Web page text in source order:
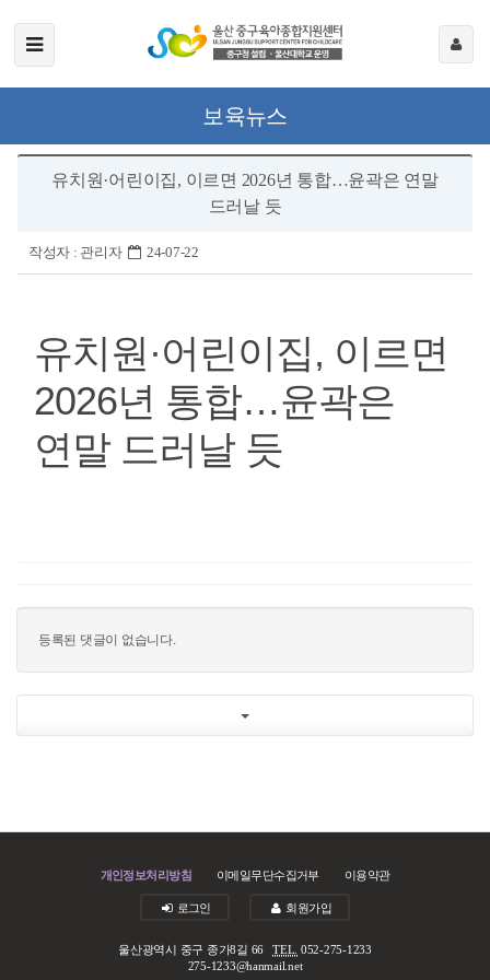
보육뉴스
유치원·어린이집, 이르면 2026년 통합…윤곽은 연말
드러날 듯
작성자 : 관리자 24-07-22
유치원·어린이집, 이르면
2026년 통합…윤곽은
연말 드러날 듯
등록된 댓글이 없습니다.
개인정보처리방침 이메일무단수집거부 이용약관
로그인 회원가입
울산광역시 중구 종가8길 66TEL. 052-275-1233
275-1233@hanmail.net